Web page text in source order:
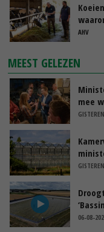
AHV
MEEST GELEZEN
mee
06-08-